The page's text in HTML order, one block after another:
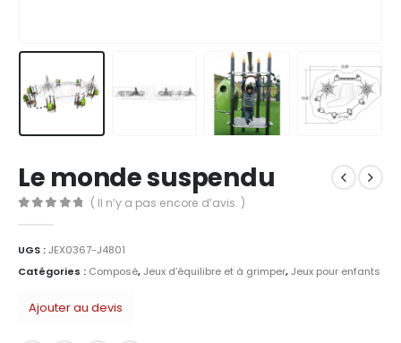
Le monde suspendu
( Il n’y a pas encore d’avis. )
UGS :JEX0367-J4801
Catégories : Composé,Jeux d’équilibre et à grimper,Jeux pour enfants
Ajouter au devis